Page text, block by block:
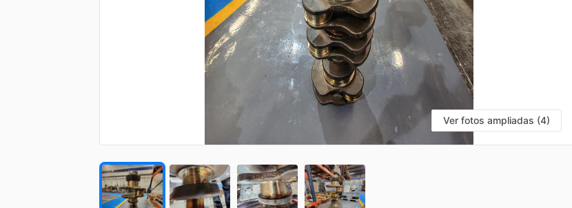
Ver fotos ampliadas (4)